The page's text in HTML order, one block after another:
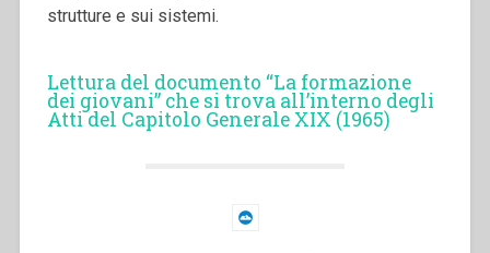
strutture e sui sistemi.
Lettura del documento “La formazione
dei giovani” che si trova all’interno degli
Atti del Capitolo Generale XIX (1965)